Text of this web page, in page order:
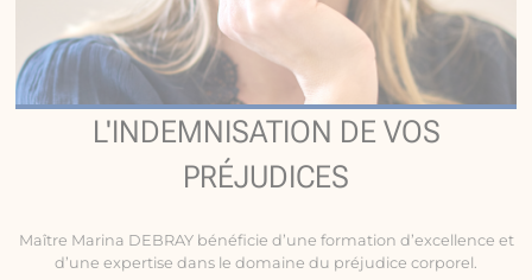
L'INDEMNISATION DE VOS
PRÉJUDICES
Maître Marina DEBRAY bénéficie d’une formation d’excellence et
d’une expertise dans le domaine du préjudice corporel.